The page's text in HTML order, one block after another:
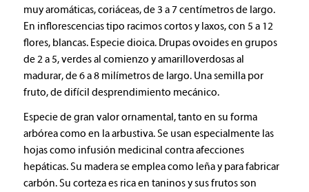
muy aromáticas, coriáceas, de 3 a 7 centímetros de largo.
En inflorescencias tipo racimos cortos y laxos, con 5 a 12
flores, blancas. Especie dioica. Drupas ovoides en grupos
de 2 a 5, verdes al comienzo y amarilloverdosas al
madurar, de 6 a 8 milímetros de largo. Una semilla por
fruto, de difícil desprendimiento mecánico.
Especie de gran valor ornamental, tanto en su forma
arbórea como en la arbustiva. Se usan especialmente las
hojas como infusión medicinal contra afecciones
hepáticas. Su madera se emplea como leña y para fabricar
carbón. Su corteza es rica en taninos y sus frutos son